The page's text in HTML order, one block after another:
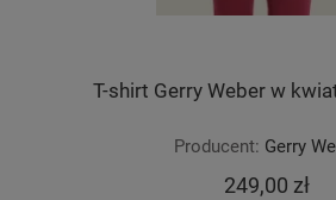
T-shirt Gerry Weber w
Producent: Gerry
249,00 zł